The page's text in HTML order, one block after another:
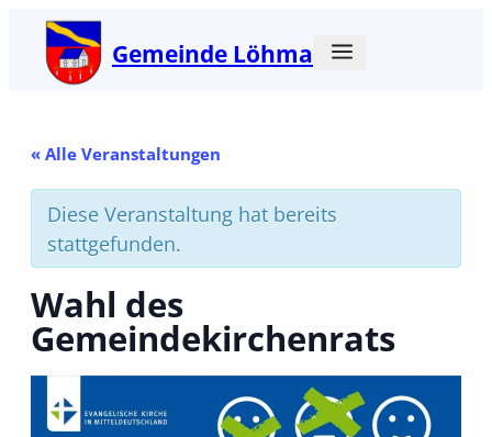
Gemeinde Löhma
« Alle Veranstaltungen
Diese Veranstaltung hat bereits
stattgefunden.
Wahl des
Gemeindekirchenrats